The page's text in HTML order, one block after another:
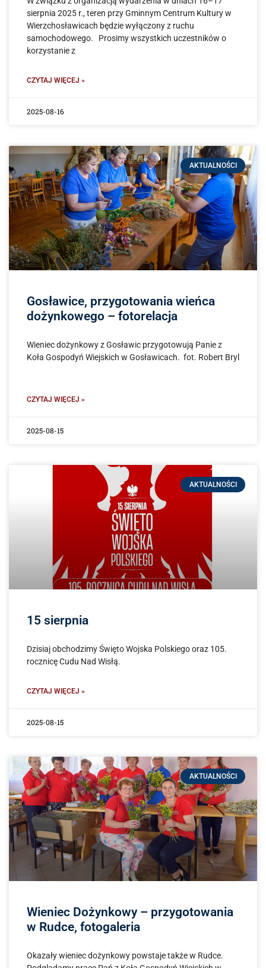
sierpnia 2025 r., teren przy Gminnym Centrum Kultury w
Wierzchosławicach będzie wyłączony z ruchu
samochodowego. Prosimy wszystkich uczestników o
korzystanie z
CZYTAJ WIĘCEJ »
2025-08-16
AKTUALNOŚCI
Gosławice, przygotowania wieńca
dożynkowego – fotorelacja
Wieniec dożynkowy z Gosławic przygotowują Panie z
Koła Gospodyń Wiejskich w Gosławicach. fot. Robert Bryl
CZYTAJ WIĘCEJ »
2025-08-15
AKTUALNOŚCI
15 sierpnia
Dzisiaj obchodzimy Święto Wojska Polskiego oraz 105.
rocznicę Cudu Nad Wisłą.
CZYTAJ WIĘCEJ »
2025-08-15
AKTUALNOŚCI
Wieniec Dożynkowy – przygotowania
w Rudce, fotogaleria
Okazały wieniec dożynkowy powstaje także w Rudce.